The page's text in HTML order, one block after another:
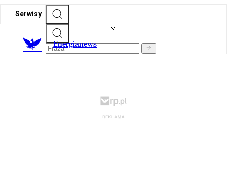
Serwisy
Energianews